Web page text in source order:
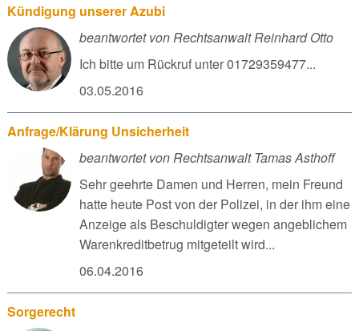
Kündigung unserer Azubi
beantwortet von Rechtsanwalt Reinhard Otto
Ich bitte um Rückruf unter 01729359477...
03.05.2016
Anfrage/Klärung Unsicherheit
beantwortet von Rechtsanwalt Tamas Asthoff
Sehr geehrte Damen und Herren, mein Freund
hatte heute Post von der Polizei, in der ihm eine
Anzeige als Beschuldigter wegen angeblichem
Warenkreditbetrug mitgeteilt wird...
06.04.2016
Sorgerecht